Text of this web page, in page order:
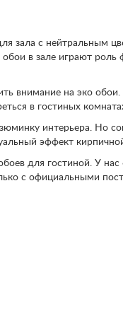
зала с нейтральным
в зале играют
внимание на эко
в гостиных
интерьера. Но
эффект
для гостиной. У
с официальными